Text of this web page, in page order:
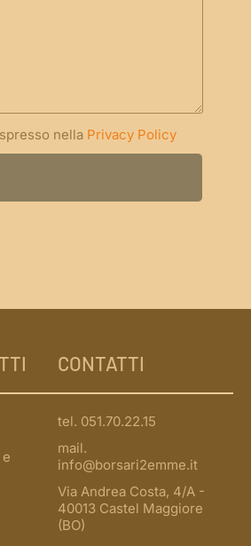
nella Privacy Policy
CONTATTI
tel. 051.70.22.15
mail.
info@borsari2emme.it
Via Andrea Costa, 4/A -
40013 Castel Maggiore
(BO)